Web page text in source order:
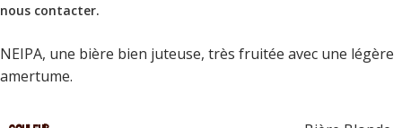
nous contacter.
NEIPA, une bière bien juteuse, très fruitée avec une légère
amertume.